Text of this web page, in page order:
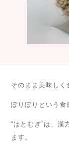
そのまま美味しく
ぽりぽりという食
“はとむぎ”は、漢
ます。